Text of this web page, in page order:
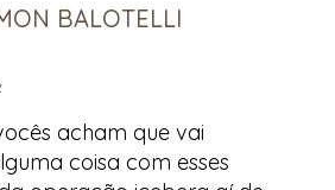
BALOTELLI
acham que vai
coisa com esses